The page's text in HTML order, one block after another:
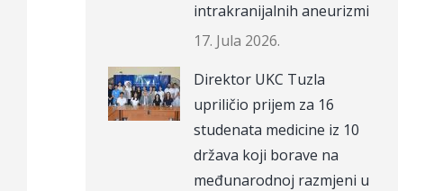
intrakranijalnih aneurizmi
17. Jula 2026.
Direktor UKC Tuzla
upriličio prijem za 16
studenata medicine iz 10
država koji borave na
međunarodnoj razmjeni u